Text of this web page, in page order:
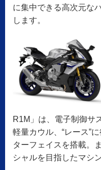
に集中できる高次元な
します。
R1M」は、電子制御サ
軽量カウル、“レース”
ターフェイスを搭載。
シャルを目指したマシ